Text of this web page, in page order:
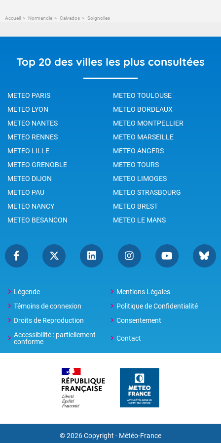
Accueil Normandie Calvados Soignolles
Top 20 des villes les plus consultées
METEO PARIS
METEO TOULOUSE
METEO LYON
METEO BORDEAUX
METEO NANTES
METEO MONTPELLIER
METEO RENNES
METEO MARSEILLE
METEO LILLE
METEO ANGERS
METEO GRENOBLE
METEO TOURS
METEO DIJON
METEO LIMOGES
METEO PAU
METEO STRASBOURG
METEO NANCY
METEO BREST
METEO BESANCON
METEO LE MANS
Légende
Mentions Légales
Témoins de connexion
Politique de Confidentialité
Droits de Reproduction
Consentement
Accessibilité : partiellement
conforme
Contact
© 2026 Copyright - Météo-France